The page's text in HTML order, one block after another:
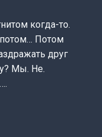
когда-то.
Потом
друг
Мы. Не.